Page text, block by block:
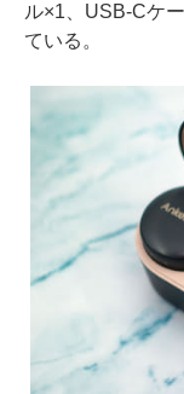
ル×1、USB-Cケ
ている。